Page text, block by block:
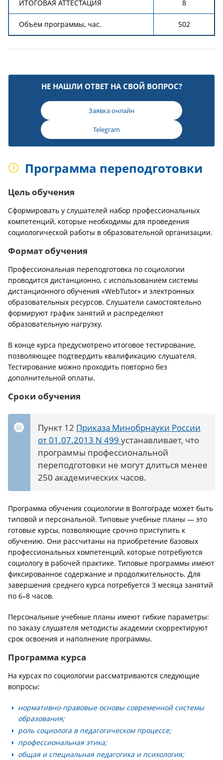
ИТОГОВАЯ АТТЕСТАЦИЯ 8
Объём программы, час. 502
НЕ НАШЛИ ОТВЕТ НА СВОЙ ВОПРОС?
Заявка онлайн
Telegram
Программа переподготовки
Цель обучения
Сформировать у слушателей набор профессиональных
компетенций, которые необходимы для проведения
социологической работы в образовательной организации.
Формат обучения
Профессиональная переподготовка по социологии
проводится дистанционно, с использованием системы
дистанционного обучения «WebTutor» и электронных
образовательных ресурсов. Слушатели самостоятельно
формируют график занятий и распределяют
образовательную нагрузку.
В конце курса предусмотрено итоговое тестирование,
позволяющее подтвердить квалификацию слушателя.
Тестирование можно проходить повторно без
дополнительной оплаты.
Сроки обучения
Пункт 12 Приказа Минобрнауки России
от 01.07.2013 N 499 устанавливает, что
программы профессиональной
переподготовки не могут длиться менее
250 академических часов.
Программа обучения социологии в Волгограде может быть
типовой и персональной. Типовые учебные планы — это
готовые курсы, позволяющие срочно приступить к
обучению. Они рассчитаны на приобретение базовых
профессиональных компетенций, которые потребуются
социологу в рабочей практике. Типовые программы имеют
фиксированное содержание и продолжительность. Для
завершения среднего курса потребуется 3 месяца занятий
по 6–8 часов.
Персональные учебные планы имеют гибкие параметры:
по заказу слушателя методисты академии скорректируют
срок освоения и наполнение программы.
Программа курса
На курсах по социологии рассматриваются следующие
вопросы:
нормативно-правовые основы современной системы
образования;
роль социолога в педагогическом процессе;
профессиональная этика;
общая и специальная педагогика и психология;